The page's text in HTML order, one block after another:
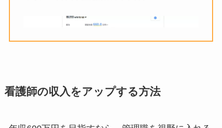
看護師の収入をアップする方法